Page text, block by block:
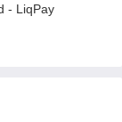
- LiqPay